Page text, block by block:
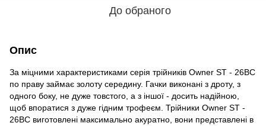
До обраного
Опис
За міцними характеристиками серія трійників Owner ST - 26BC
по праву займає золоту середину. Гачки виконані з дроту, з
одного боку, не дуже товстого, а з іншої - досить надійною,
щоб впоратися з дуже гідним трофеєм. Трійники Owner ST -
26BC виготовлені максимально акуратно, вони представлені в